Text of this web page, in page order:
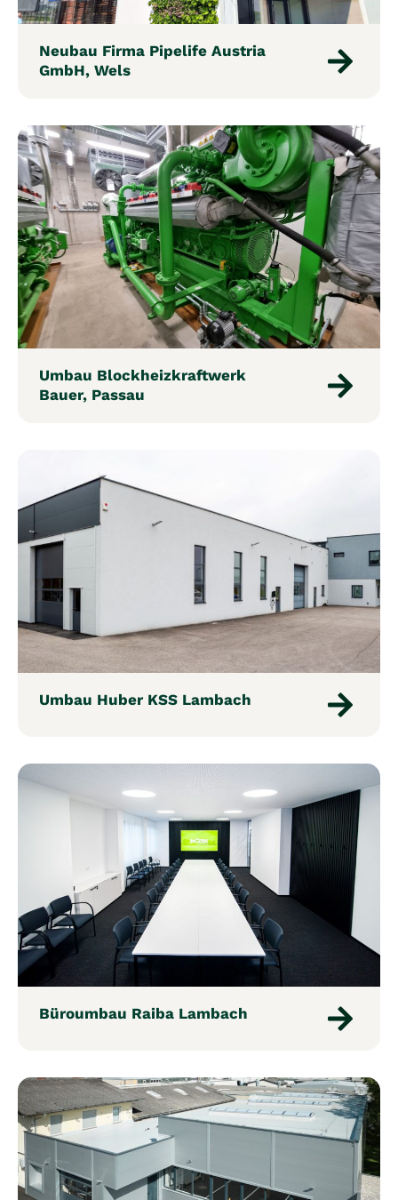
Neubau Firma Pipelife Austria
GmbH, Wels
Umbau Blockheizkraftwerk
Bauer, Passau
Umbau Huber KSS Lambach
Büroumbau Raiba Lambach